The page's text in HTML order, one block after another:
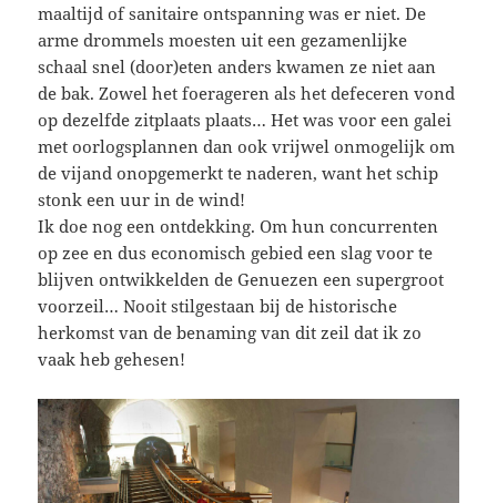
maaltijd of sanitaire ontspanning was er niet. De
arme drommels moesten uit een gezamenlijke
schaal snel (door)eten anders kwamen ze niet aan
de bak. Zowel het foerageren als het defeceren vond
op dezelfde zitplaats plaats… Het was voor een galei
met oorlogsplannen dan ook vrijwel onmogelijk om
de vijand onopgemerkt te naderen, want het schip
stonk een uur in de wind!
Ik doe nog een ontdekking. Om hun concurrenten
op zee en dus economisch gebied een slag voor te
blijven ontwikkelden de Genuezen een supergroot
voorzeil… Nooit stilgestaan bij de historische
herkomst van de benaming van dit zeil dat ik zo
vaak heb gehesen!